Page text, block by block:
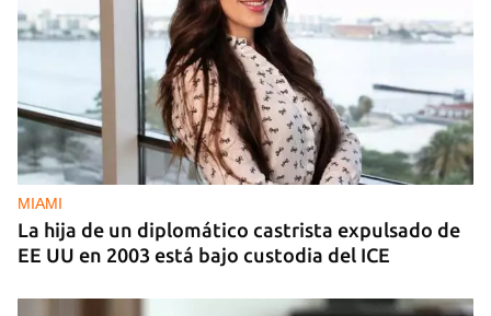
MIAMI
La hija de un diplomático castrista expulsado de
EE UU en 2003 está bajo custodia del ICE